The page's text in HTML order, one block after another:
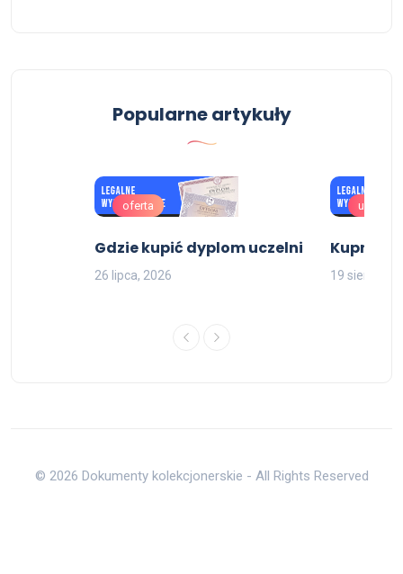
Popularne artykuły
oferta
Gdzie kupić dyplom uczelni
26 lipca, 2026
uslugi
Kupno
19 sierpnia,
© 2026 Dokumenty kolekcjonerskie - All Rights Reserved